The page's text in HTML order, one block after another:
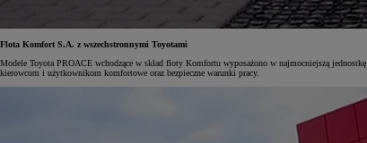
Flota Komfort S.A. z wszechstronnymi Toyotami
Modele Toyota PROACE wchodzące w skład floty Komfortu wyposażono w najmocniejszą
kierowcom i użytkownikom komfortowe oraz bezpieczne warunki pracy.